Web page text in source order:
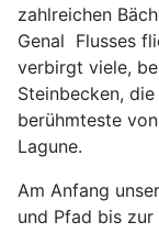
zahlreichen
Genal Flusses
verbirgt viele,
Steinbecken,
berühmteste
Lagune.
Am Anfang
und Pfad bis